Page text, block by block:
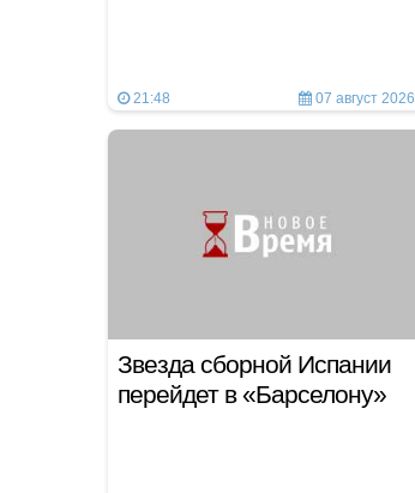
21:48 07 август 2026
Звезда сборной Испании
перейдет в «Барселону»